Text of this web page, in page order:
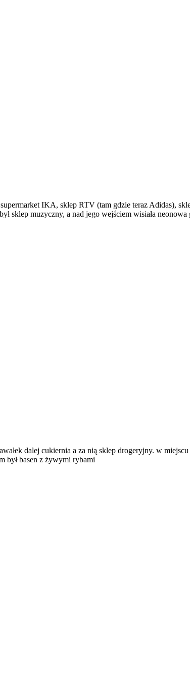
IKA, sklep RTV (tam gdzie teraz Adidas),
sklep muzyczny, a nad jego wejściem wisiała
dalej cukiernia a za nią sklep drogeryjny. w
był basen z żywymi rybami